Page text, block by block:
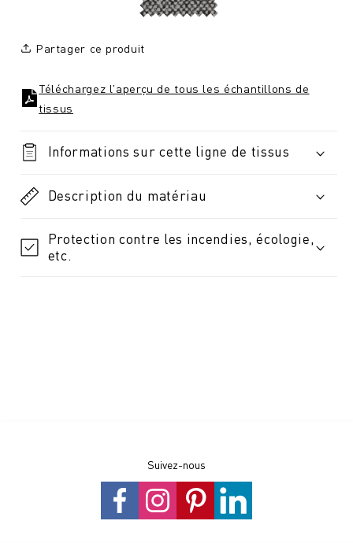
Partager ce produit
Téléchargez l'aperçu de tous les échantillons de
tissus
Informations sur cette ligne de tissus
Description du matériau
Protection contre les incendies, écologie,
etc.
Suivez-nous